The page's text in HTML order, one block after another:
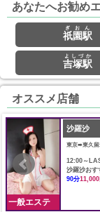
あなたへお勧め
祇園駅
ぎおん
吉塚駅
よしづか
オススメ店舗
一般エステ
沙羅沙
東京➠東久留
12:00～
沙羅沙おす
90分11,000